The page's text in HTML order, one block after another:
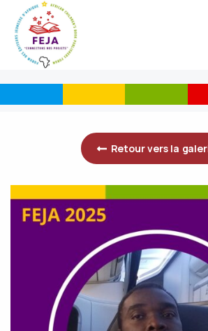
Retour vers la